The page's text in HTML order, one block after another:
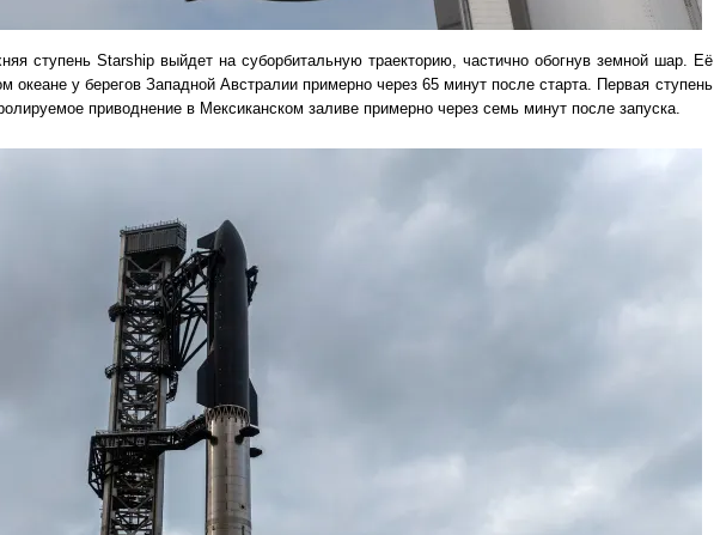
ступень Starship выйдет на суборбитальную траекторию, частично обогнув земной шар. Её
океане у берегов Западной Австралии примерно через 65 минут после старта. Первая ступень
приводнение в Мексиканском заливе примерно через семь минут после запуска.